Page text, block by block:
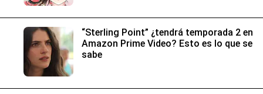
“Sterling Point” ¿tendrá temporada 2 en
Amazon Prime Video? Esto es lo que se
sabe